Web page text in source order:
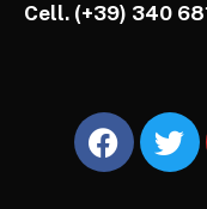
Cell. (+39) 340